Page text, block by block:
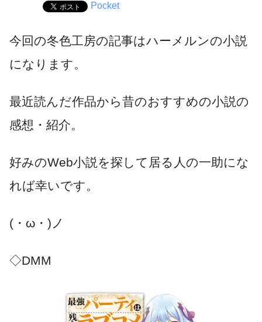
Pocket
今回の冬色工房の記事はハーメルンの小説
になります。
最近読んだ作品から昔のおすすめの小説の
感想・紹介。
好みのWeb小説を探して居る人の一助にな
れば幸いです。
(・ω・)ノ
◇DMM